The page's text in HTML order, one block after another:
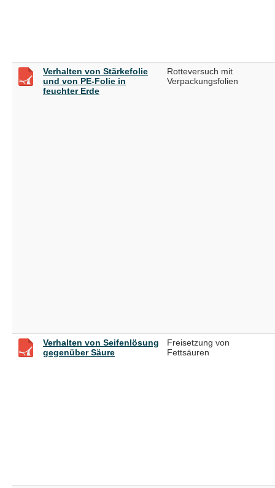
Verhalten von Stärkefolie
und von PE-Folie in
feuchter Erde
Rotteversuch mit
Verpackungsfolien
Verhalten von Seifenlösung
gegenüber Säure
Freisetzung von
Fettsäuren